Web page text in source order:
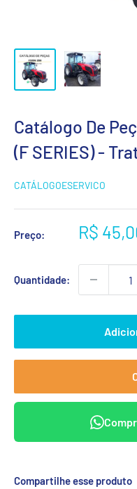
Catálogo De
(F SERIES) -
CATÁLOGOESERVICO
Preço:
Preço
R$
Quantidade:
Compartilhe esse produto